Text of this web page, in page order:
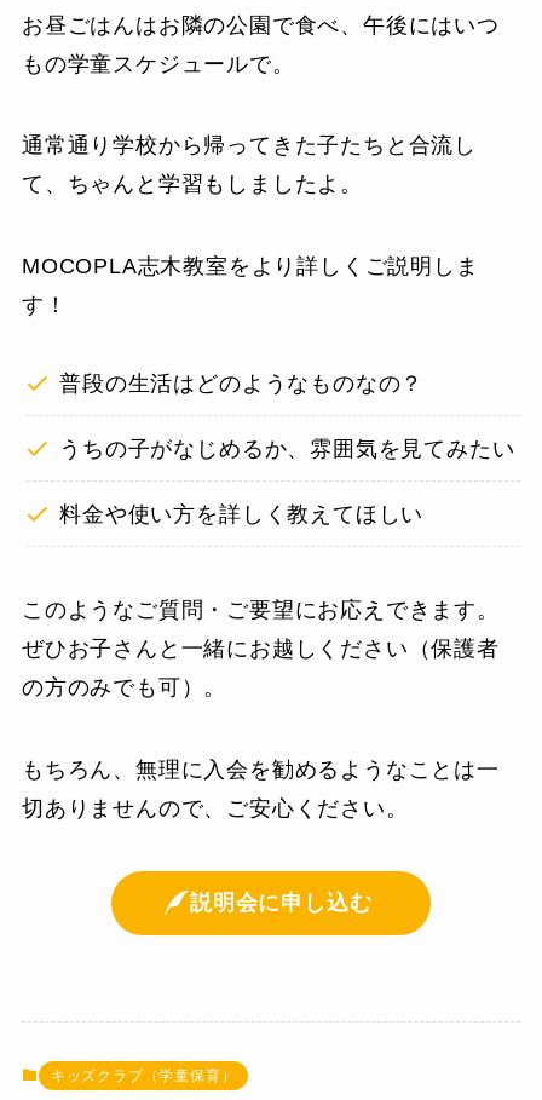
お昼ごはんはお隣の公園で食べ、午後にはいつ
もの学童スケジュールで。
通常通り学校から帰ってきた子たちと合流し
て、ちゃんと学習もしましたよ。
MOCOPLA志木教室をより詳しくご説明しま
す！
普段の生活はどのようなものなの？
うちの子がなじめるか、雰囲気を見てみたい
料金や使い方を詳しく教えてほしい
このようなご質問・ご要望にお応えできます。
ぜひお子さんと一緒にお越しください（保護者
の方のみでも可）。
もちろん、無理に入会を勧めるようなことは一
切ありませんので、ご安心ください。
説明会に申し込む
キッズクラブ（学童保育）